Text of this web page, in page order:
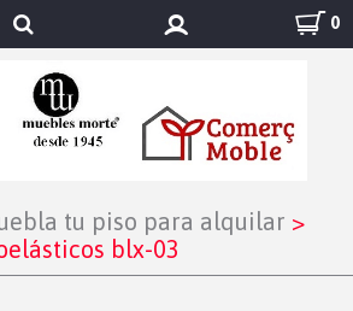
0
tu piso para alquilar >
blx-03